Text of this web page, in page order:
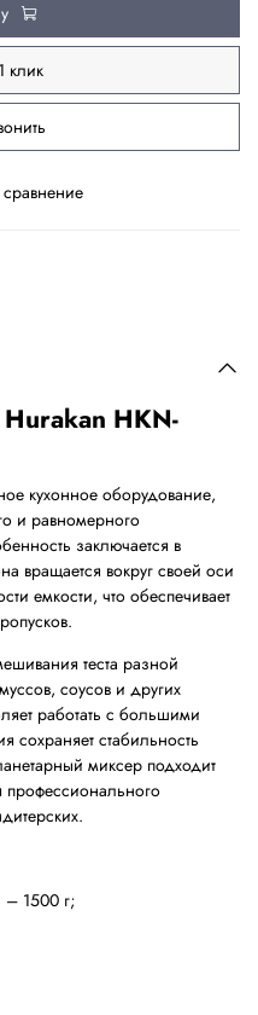
клик
HKN-
кухонное оборудование,
и равномерного
заключается в
вращается вокруг своей оси
емкости, что обеспечивает
теста разной
соусов и других
работать с большими
сохраняет стабильность
миксер подходит
– 1500 г;